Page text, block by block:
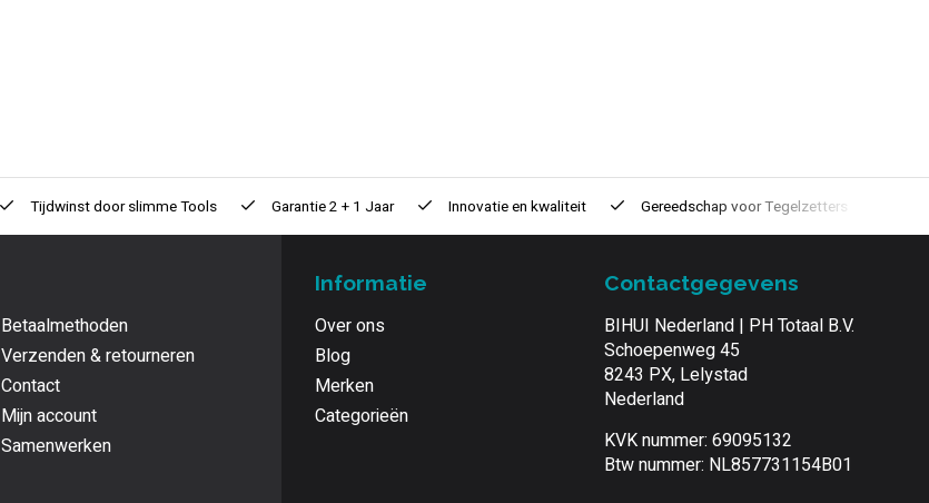
Tijdwinst doorslimme Tools Garantie2 + 1 Jaar Innovatieen kwaliteit Gereedschap voorTegelzetters
Betaalmethoden
Verzenden & retourneren
Contact
Mijn account
Samenwerken
Informatie
Over ons
Blog
Merken
Categorieën
Contactgegevens
BIHUI Nederland | PH Totaal B.V.
Schoepenweg 45
8243 PX, Lelystad
Nederland
KVK nummer: 69095132
Btw nummer: NL857731154B01